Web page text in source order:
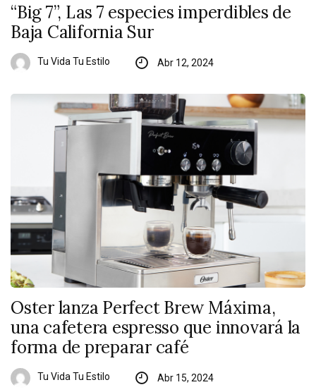
“Big 7”, Las 7 especies imperdibles de
Baja California Sur
Tu Vida Tu Estilo Abr 12, 2024
Oster lanza Perfect Brew Máxima,
una cafetera espresso que innovará la
forma de preparar café
Tu Vida Tu Estilo Abr 15, 2024